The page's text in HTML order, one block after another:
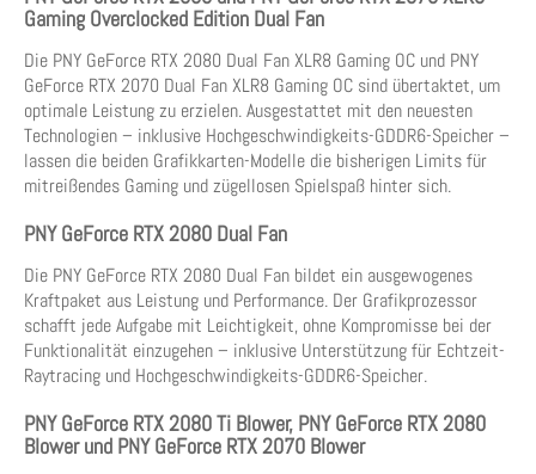
Gaming Overclocked Edition Dual Fan
Die PNY GeForce RTX 2080 Dual Fan XLR8 Gaming OC und PNY
GeForce RTX 2070 Dual Fan XLR8 Gaming OC sind übertaktet, um
optimale Leistung zu erzielen. Ausgestattet mit den neuesten
Technologien – inklusive Hochgeschwindigkeits-GDDR6-Speicher –
lassen die beiden Grafikkarten-Modelle die bisherigen Limits für
mitreißendes Gaming und zügellosen Spielspaß hinter sich.
PNY GeForce RTX 2080 Dual Fan
Die PNY GeForce RTX 2080 Dual Fan bildet ein ausgewogenes
Kraftpaket aus Leistung und Performance. Der Grafikprozessor
schafft jede Aufgabe mit Leichtigkeit, ohne Kompromisse bei der
Funktionalität einzugehen – inklusive Unterstützung für Echtzeit-
Raytracing und Hochgeschwindigkeits-GDDR6-Speicher.
PNY GeForce RTX 2080 Ti Blower, PNY GeForce RTX 2080
Blower und PNY GeForce RTX 2070 Blower